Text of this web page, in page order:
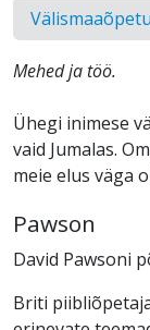
Mehed ja töö.
Ühegi inimese
vaid Jumalas.
meie elus väga
Pawson
David Pawsoni
Briti